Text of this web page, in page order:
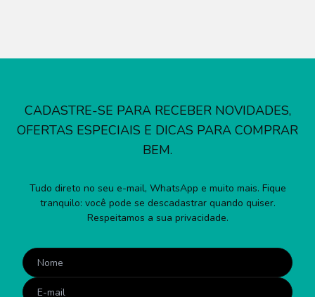
CADASTRE-SE PARA RECEBER NOVIDADES,
OFERTAS ESPECIAIS E DICAS PARA COMPRAR
BEM.
Tudo direto no seu e-mail, WhatsApp e muito mais. Fique
tranquilo: você pode se descadastrar quando quiser.
Respeitamos a sua privacidade.